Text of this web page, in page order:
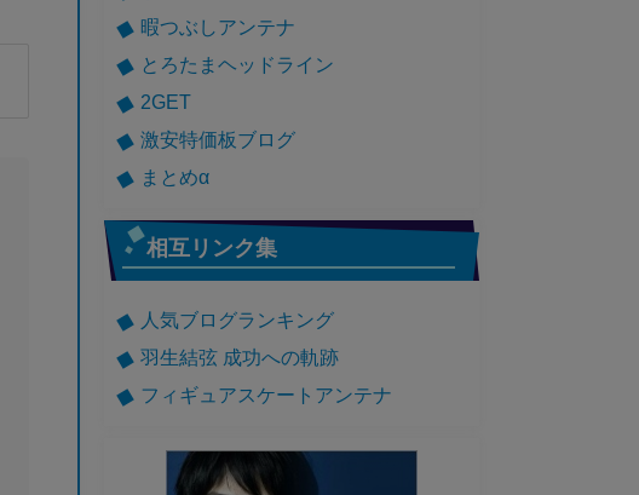
暇つぶしアンテナ
とろたまヘッドライン
2GET
激安特価板ブログ
まとめα
相互リンク集
人気ブログランキング
羽生結弦 成功への軌跡
フィギュアスケートアンテナ